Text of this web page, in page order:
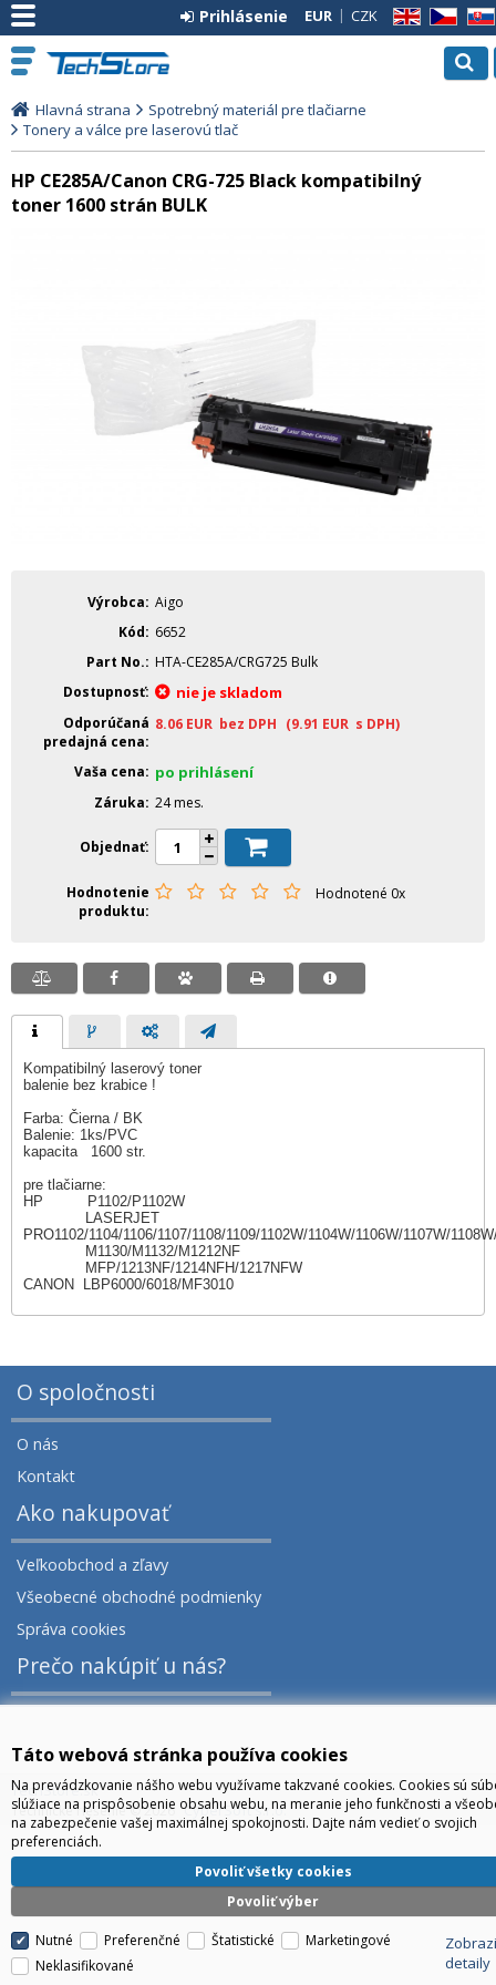
EN CZ SK
EUR CZK
Prihlásenie
Hlavná strana
Spotrebný materiál pre tlačiarne
Tonery a válce pre laserovú tlač
HP CE285A/Canon CRG-725 Black kompatibilný
toner 1600 strán BULK
Výrobca Aigo
Kód
6652
Part No.
HTA-CE285A/CRG725 Bulk
Dostupnosť
nie je skladom
Odporúčaná
predajná cena
8.06 EUR bez DPH (9.91 EUR s DPH)
Vaša cena po prihlásení
Záruka 24 mes.
Objednať
Hodnotenie
produktu
Hodnotené 0x
Kompatibilný laserový toner
balenie bez krabice !
Farba: Čierna / BK
Balenie: 1ks/PVC
kapacita 1600 str.
pre tlačiarne:
HP P1102/P1102W
LASERJET
PRO1102/1104/1106/1107/1108/1109/1102W/1104W/1106W/1107W/
M1130/M1132/M1212NF
MFP/1213NF/1214NFH/1217NFW
CANON LBP6000/6018/MF3010
O spoločnosti
O nás
Kontakt
Ako nakupovať
Veľkoobchod a zľavy
Všeobecné obchodné podmienky
Správa cookies
Prečo nakúpiť u nás?
TechStore.sk
Technické riešenie © 2026 CyberSoft s.r.o.
Táto webová stránka používa cookies
Na prevádzkovanie nášho webu využívame takzvané cookies. Cookies sú
slúžiace na prispôsobenie obsahu webu, na meranie jeho funkčnosti a
na zabezpečenie vašej maximálnej spokojnosti. Dajte nám vedieť o svojich
preferenciách.
Povoliť výber
Povoliť všetky cookies
Nutné Preferenčné Štatistické
Marketingové
Neklasifikované
detaily